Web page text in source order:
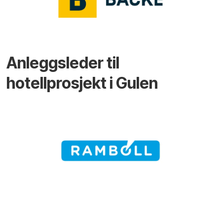
Anleggsleder til
hotellprosjekt i Gulen